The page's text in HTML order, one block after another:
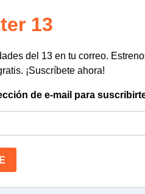
13
del 13 en tu correo.
¡Suscríbete ahora!
de e-mail para